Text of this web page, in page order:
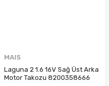
MAIS
Laguna 2 1.6 16V Sağ Üst Arka
Motor Takozu 8200358666